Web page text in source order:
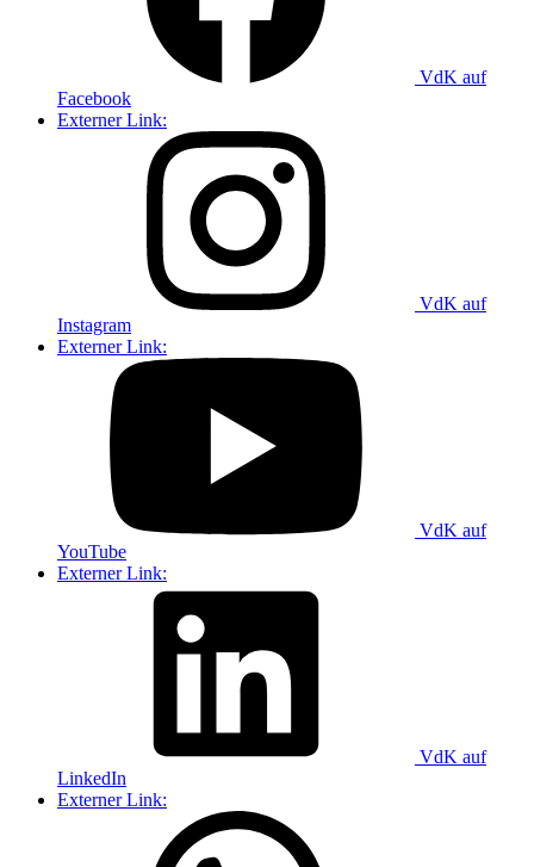
VdK auf
Facebook
Externer Link:
VdK auf
Instagram
Externer Link:
VdK auf
YouTube
Externer Link:
VdK auf
LinkedIn
Externer Link: